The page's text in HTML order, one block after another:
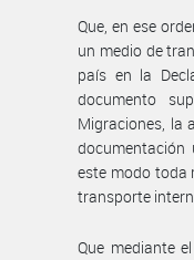
Que, en ese
un medio de
país en la
documento
Migraciones, la
este modo toda
transporte
Que mediante